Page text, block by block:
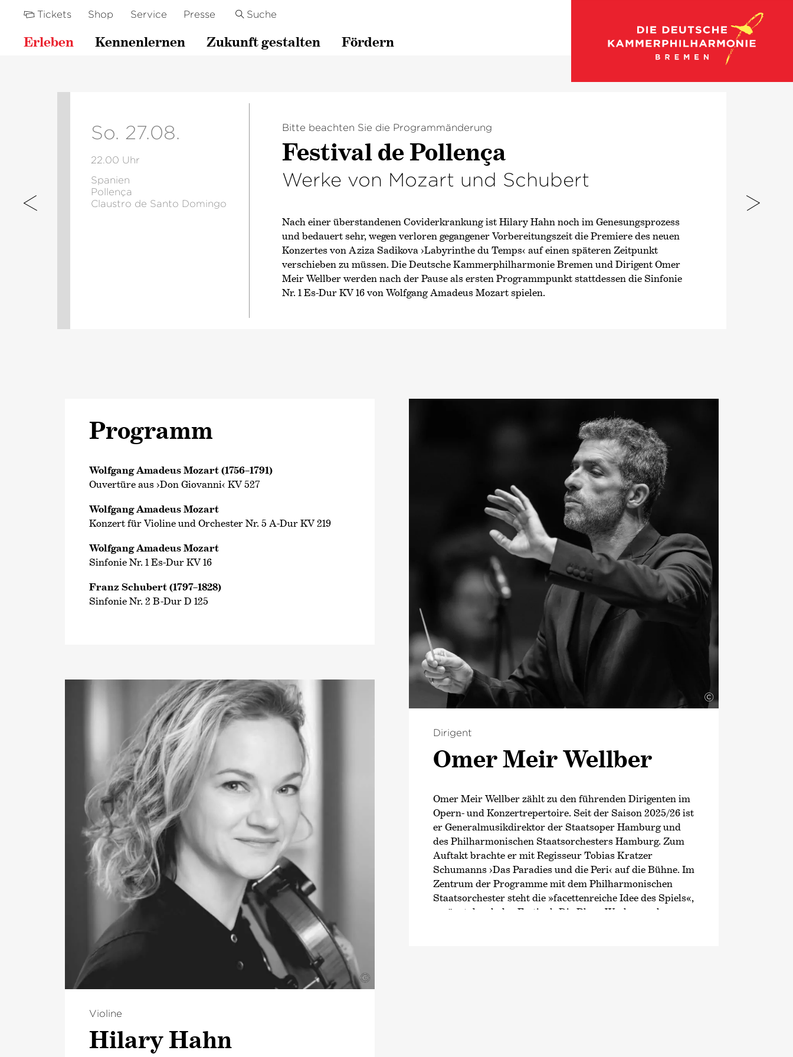
Tickets Shop Service Presse Suche
Erleben Kennenlernen Zukunft gestalten Fördern
Zum Konzertkalender
So. 27.08.
22.00 Uhr
Spanien
Pollença
Claustro de Santo Domingo
Bitte beachten Sie die Programmänderung
Festival de Pollença
Werke von Mozart und Schubert
Nach einer überstandenen Coviderkrankung ist Hilary Hahn noch im Genesungsprozess
und bedauert sehr, wegen verloren gegangener Vorbereitungszeit die Premiere des neuen
Konzertes von Aziza Sadikova ›Labyrinthe du Temps‹ auf einen späteren Zeitpunkt
verschieben zu müssen. Die Deutsche Kammer­philharmonie Bremen und Dirigent Omer
Meir Wellber werden nach der Pause als ersten Programmpunkt stattdessen die Sinfonie
Nr. 1 Es-Dur KV 16 von Wolfgang Amadeus Mozart spielen.
Programm
Wolfgang Amadeus Mozart (1756–1791)
Ouvertüre aus ›Don Giovanni‹ KV 527
Wolfgang Amadeus Mozart
Konzert für Violine und Orchester Nr. 5 A-Dur KV 219
Wolfgang Amadeus Mozart
Sinfonie Nr. 1 Es-Dur KV 16
Franz Schubert (1797–1828)
Sinfonie Nr. 2 B-Dur D 125
©
Violine
Hilary Hahn
©
Dirigent
Omer Meir Wellber
Omer Meir Wellber zählt zu den führenden Dirigenten im
Opern- und Konzertrepertoire. Seit der Saison 2025/26 ist
er Generalmusikdirektor der Staatsoper Hamburg und
des Philharmonischen Staatsorchesters Hamburg. Zum
Auftakt brachte er mit Regisseur Tobias Kratzer
Schumanns ›Das Paradies und die Peri‹ auf die Bühne. Im
Zentrum der Programme mit dem Philharmonischen
Staatsorchester steht die »facettenreiche Idee des Spiels«,
ergänzt durch das Festival ›Die Blaue Woche‹
, sechs